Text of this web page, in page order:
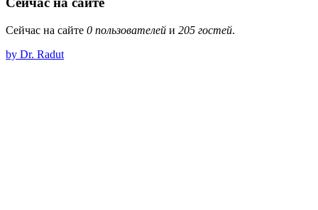
Сейчас на сайте 0 пользователей и 205 гостей.
by Dr. Radut